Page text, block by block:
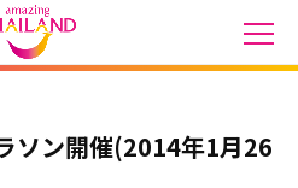
ソン開催(2014年1月26